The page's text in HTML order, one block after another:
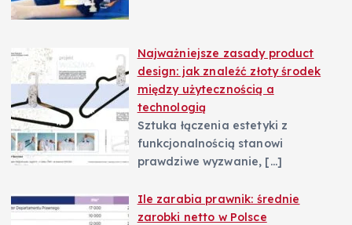
Najważniejsze zasady product
design: jak znaleźć złoty środek
między użytecznością a
technologią
Sztuka łączenia estetyki z
funkcjonalnością stanowi
prawdziwe wyzwanie, […]
Ile zarabia prawnik: średnie
zarobki netto w Polsce